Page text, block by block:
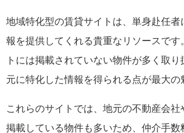
地域特化型の賃貸サイトは、単身赴任者
報を提供してくれる貴重なリソースです
トには掲載されていない物件が多く取
元に特化した情報を得られる点が最大の
これらのサイトでは、地元の不動産会
掲載している物件も多いため、仲介手数